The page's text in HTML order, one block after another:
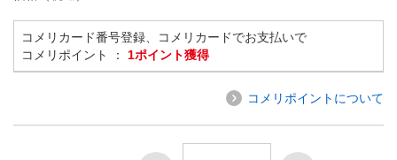
コメリカード番号登録、コメリカードでお支払いで
コメリポイント ： 1ポイント獲得
コメリポイントについて